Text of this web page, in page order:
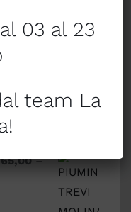
–
03 al 23
team La